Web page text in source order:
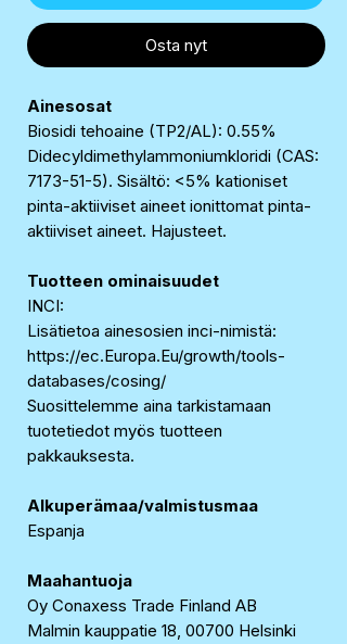
Osta nyt
Ainesosat
Biosidi tehoaine (TP2/AL): 0.55%
Didecyldimethylammoniumkloridi (CAS:
7173-51-5). Sisältö: <5% kationiset
pinta-aktiiviset aineet ionittomat pinta-
aktiiviset aineet. Hajusteet.
Tuotteen ominaisuudet
INCI:
Lisätietoa ainesosien inci-nimistä:
https://ec.Europa.Eu/growth/tools-
databases/cosing/
Suosittelemme aina tarkistamaan
tuotetiedot myös tuotteen
pakkauksesta.
Alkuperämaa/valmistusmaa
Espanja
Maahantuoja
Oy Conaxess Trade Finland AB
Malmin kauppatie 18, 00700 Helsinki